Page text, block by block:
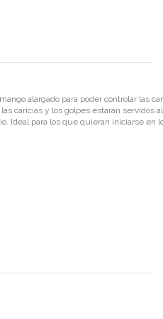
alargado para poder controlar las
caricias y los golpes estarán servidos
Ideal para los que quieran iniciarse en